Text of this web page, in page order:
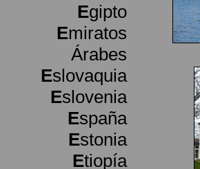
Egipto
Emiratos
Árabes
Eslovaquia
Eslovenia
España
Estonia
Etiopía